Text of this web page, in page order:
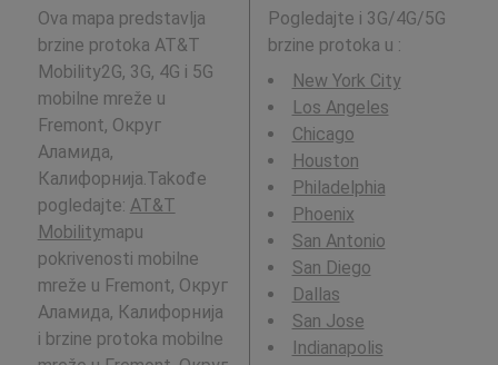
Ova mapa predstavlja
brzine protoka AT&T
Mobility2G, 3G, 4G i 5G
mobilne mreže u
Fremont, Округ
Аламида,
Калифорнија.Takođe
pogledajte: AT&T
Mobilitymapu
pokrivenosti mobilne
mreže u Fremont, Округ
Аламида, Калифорнија
i brzine protoka mobilne
Pogledajte i 3G/4G/5G
brzine protoka u :
New York City
Los Angeles
Chicago
Houston
Philadelphia
Phoenix
San Antonio
San Diego
Dallas
San Jose
Indianapolis